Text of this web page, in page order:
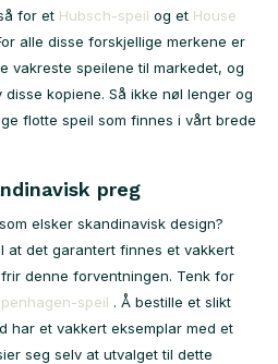
for et Hubsch-speil og et House
alle disse forskjellige merkene er
vakreste speilene til markedet, og
kopiene. Så ikke nøl lenger og
flotte speil som finnes i vårt brede
preg
elsker skandinavisk design?
at det garantert finnes et vakkert
denne forventningen. Tenk for
speil . Å bestille et slikt
har et vakkert eksemplar med et
seg selv at utvalget til dette